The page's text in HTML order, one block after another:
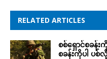
RELATED ARTICLES
စစ်ရှောင်စခ
စခန်းကိုပါ ပ